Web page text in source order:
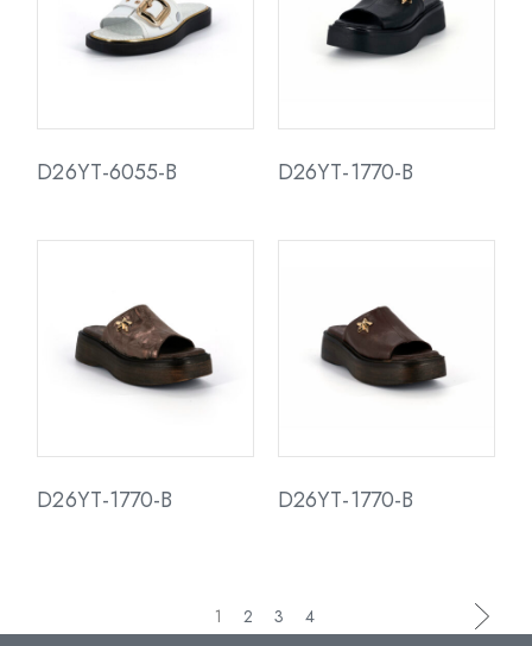
D26YT-6055-B D26YT-1770-B
D26YT-1770-B D26YT-1770-B
1 2 3 4